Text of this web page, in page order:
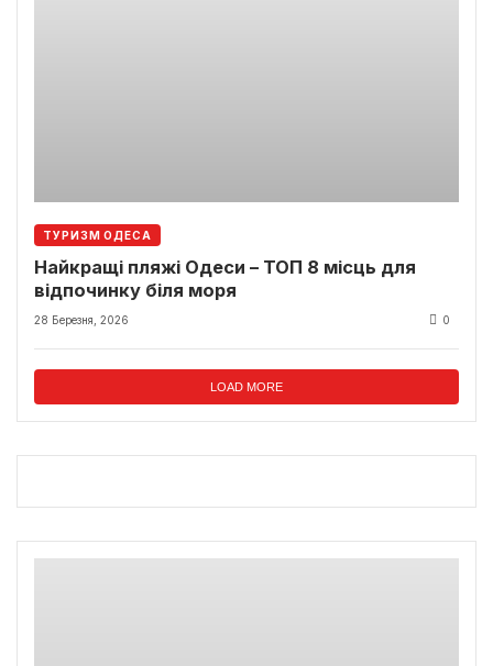
ТУРИЗМ ОДЕСА
Найкращі пляжі Одеси – ТОП 8 місць для
відпочинку біля моря
28 Березня, 2026 0
LOAD MORE